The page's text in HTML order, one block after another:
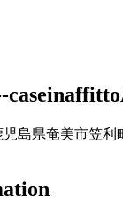
児島県奄美市笠利